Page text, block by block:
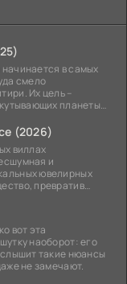
в самых
смело
Их цель –
планеты
(2026)
виллах
и
ювелирных
превратив
вот эта
наоборот: его
такие нюансы
не замечают.